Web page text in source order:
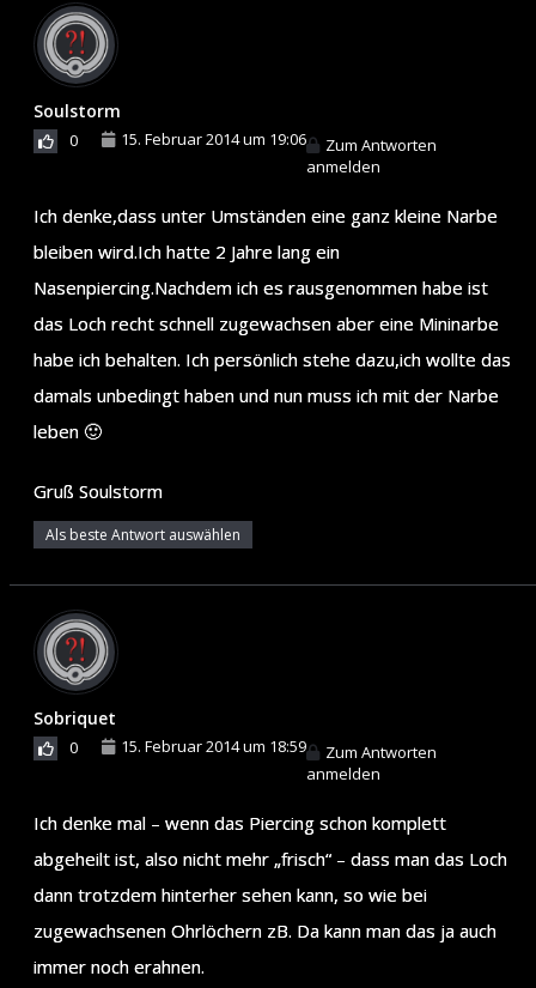
Soulstorm
0 15. Februar 2014 um 19:06
Zum Antworten
anmelden
Ich denke,dass unter Umständen eine ganz kleine Narbe
bleiben wird.Ich hatte 2 Jahre lang ein
Nasenpiercing.Nachdem ich es rausgenommen habe ist
das Loch recht schnell zugewachsen aber eine Mininarbe
habe ich behalten. Ich persönlich stehe dazu,ich wollte das
damals unbedingt haben und nun muss ich mit der Narbe
leben 🙂
Gruß Soulstorm
Als beste Antwort auswählen
Sobriquet
0 15. Februar 2014 um 18:59
Zum Antworten
anmelden
Ich denke mal – wenn das Piercing schon komplett
abgeheilt ist, also nicht mehr „frisch“ – dass man das Loch
dann trotzdem hinterher sehen kann, so wie bei
zugewachsenen Ohrlöchern zB. Da kann man das ja auch
immer noch erahnen.